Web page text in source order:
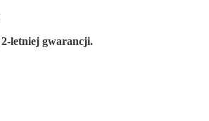
2-letniej gwarancji.